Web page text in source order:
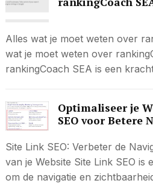
Alles wat je moet weten over
wat je moet weten over
rankingCoach SEA is een
Optimaliseer je
SEO voor Betere
Site Link SEO: Verbeter de
van je Website Site Link SEO is
om de navigatie en